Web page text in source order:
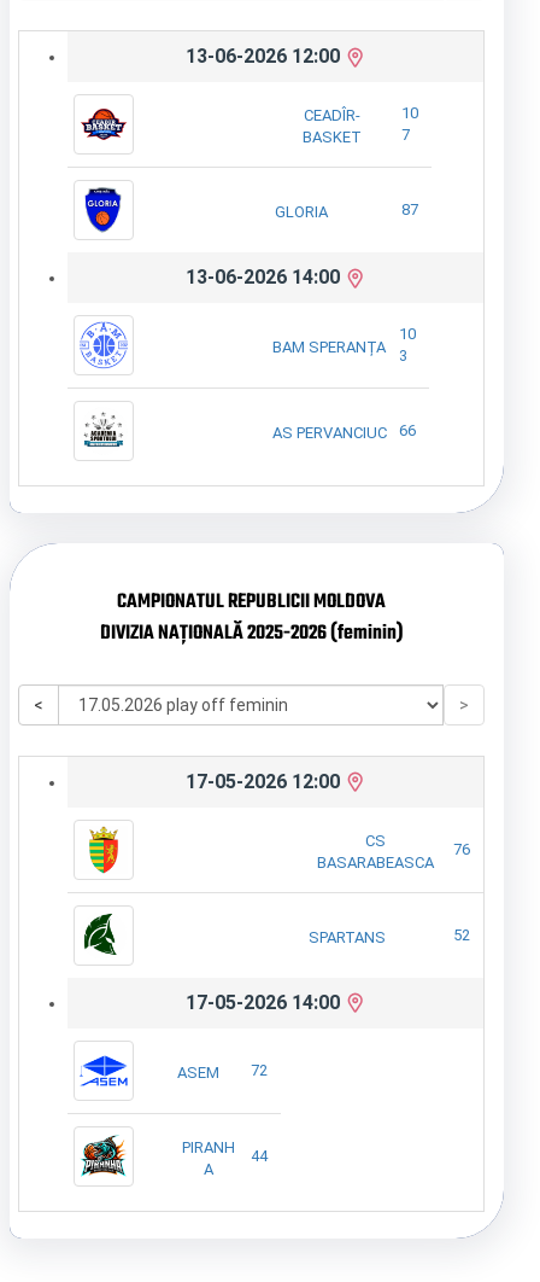
13-06-2026 12:00
CEADÎR-
BASKET
10
7
GLORIA 87
13-06-2026 14:00
BAM SPERANȚA
10
3
AS PERVANCIUC 66
CAMPIONATUL REPUBLICII MOLDOVA
DIVIZIA NAȚIONALĂ 2025-2026 (feminin)
< >
17-05-2026 12:00
CS
BASARABEASCA
76
SPARTANS 52
17-05-2026 14:00
ASEM 72
PIRANH
A
44